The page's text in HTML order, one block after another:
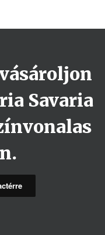
Savaria